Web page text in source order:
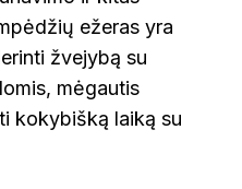
ežeras yra
žvejybą su
mėgautis
kokybišką laiką su